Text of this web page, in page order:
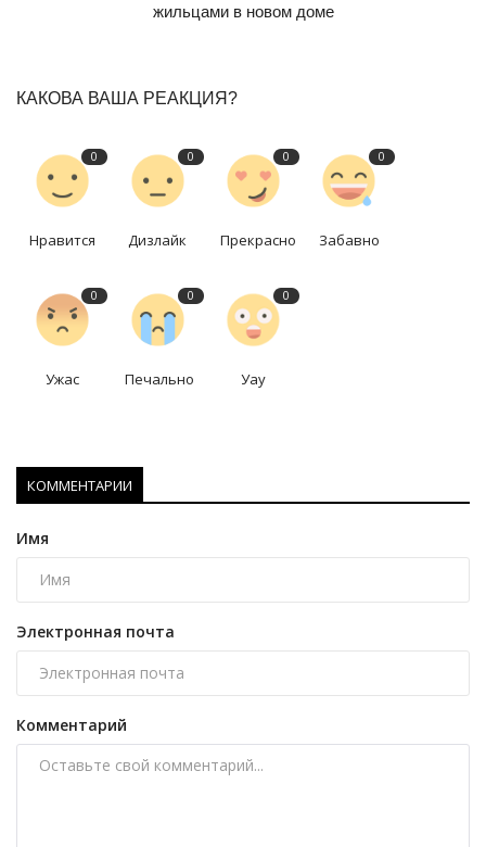
жильцами в новом доме
КАКОВА ВАША РЕАКЦИЯ?
0
Нравится
0
Дизлайк
0
Прекрасно
0
Забавно
0
Ужас
0
Печально
0
Уау
КОММЕНТАРИИ
Имя
Электронная почта
Комментарий